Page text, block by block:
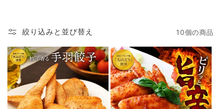
シ
ョ
ン
:
絞り込みと並び替え 10個の商品